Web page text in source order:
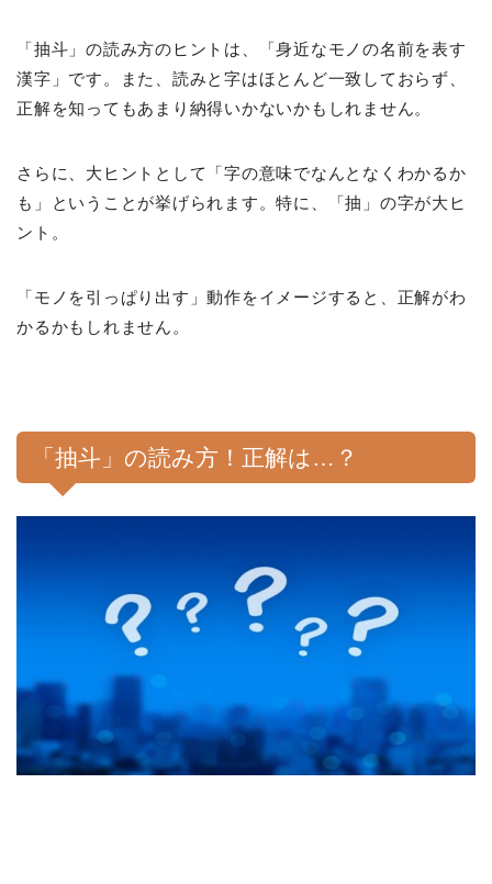
「抽斗」の読み方のヒントは、「身近なモノの名前を表す
漢字」です。また、読みと字はほとんど一致しておらず、
正解を知ってもあまり納得いかないかもしれません。
さらに、大ヒントとして「字の意味でなんとなくわかるか
も」
ということが挙げられます。特に、「抽」の字が大ヒ
ント。
「モノを引っぱり出す」動作をイメージすると、正解がわ
かるかもしれません。
「抽斗」の読み方！正解は…？